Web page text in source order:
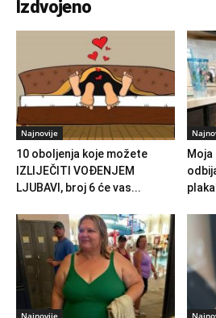
Izdvojeno
Najnovije
10 oboljenja koje možete
IZLIJEČITI VOĐENJEM
LJUBAVI, broj 6 će vas...
Najnovije